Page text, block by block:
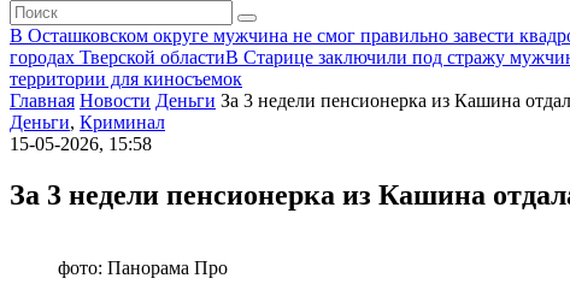
В Осташковском округе мужчина не смог правильно завести
городах Тверской областиВ Старице заключили под стражу
территории для киносъемок
Главная Новости Деньги За 3 недели пенсионерка из Кашина
Деньги, Криминал
15-05-2026, 15:58
За 3 недели пенсионерка из Кашина
фото: Панорама Про